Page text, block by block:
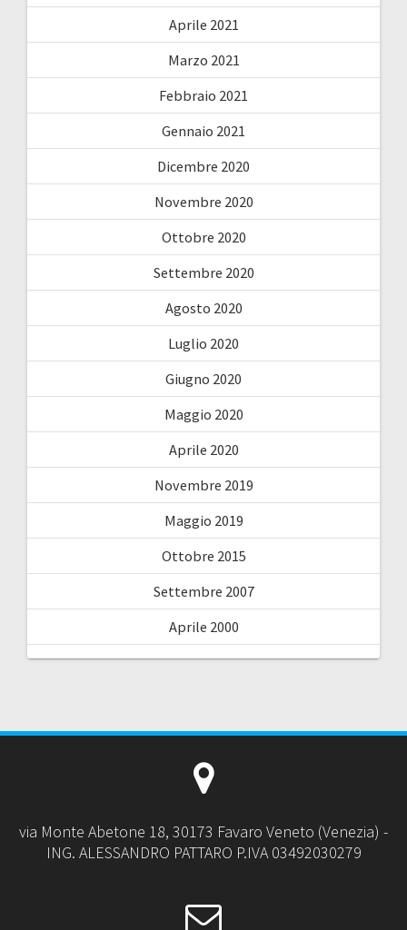
Aprile 2021
Marzo 2021
Febbraio 2021
Gennaio 2021
Dicembre 2020
Novembre 2020
Ottobre 2020
Settembre 2020
Agosto 2020
Luglio 2020
Giugno 2020
Maggio 2020
Aprile 2020
Novembre 2019
Maggio 2019
Ottobre 2015
Settembre 2007
Aprile 2000
via Monte Abetone 18, 30173 Favaro Veneto (Venezia) -
ING. ALESSANDRO PATTARO P.IVA 03492030279